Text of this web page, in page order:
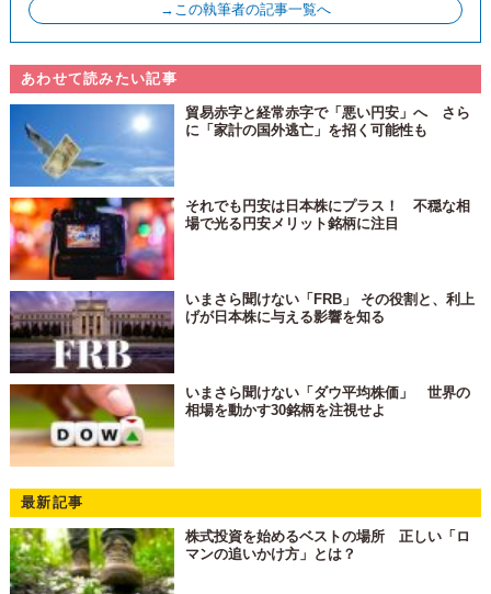
→この執筆者の記事一覧へ
あわせて読みたい記事
貿易赤字と経常赤字で「悪い円安」へ さら
に「家計の国外逃亡」を招く可能性も
それでも円安は日本株にプラス！ 不穏な相
場で光る円安メリット銘柄に注目
いまさら聞けない「FRB」 その役割と、利上
げが日本株に与える影響を知る
いまさら聞けない「ダウ平均株価」 世界の
相場を動かす30銘柄を注視せよ
最新記事
株式投資を始めるベストの場所 正しい「ロ
マンの追いかけ方」とは？